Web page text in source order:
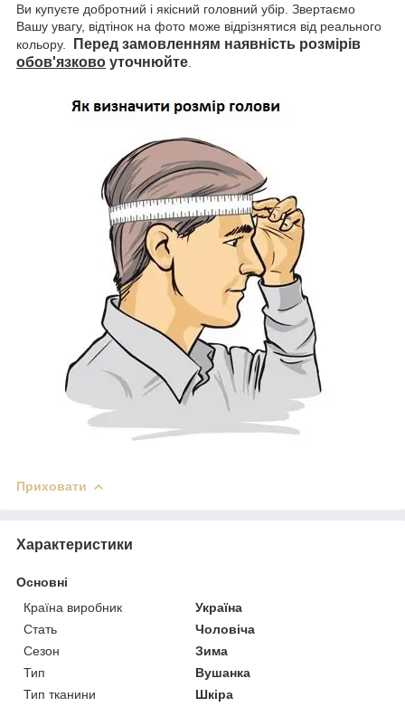
Ви купуєте добротний і якісний головний убір. Звертаємо
Вашу увагу, відтінок на фото може відрізнятися від реального
кольору.
Перед замовленням наявність розмірів
обов'язково уточнюйте
Приховати
Характеристики
Основні
Країна виробник
Україна
Стать
Чоловіча
Сезон
Зима
Тип
Вушанка
Тип тканини
Шкіра